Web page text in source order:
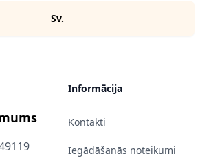
Sv.
Informācija
Kontakti
Iegādāšanās noteikumi